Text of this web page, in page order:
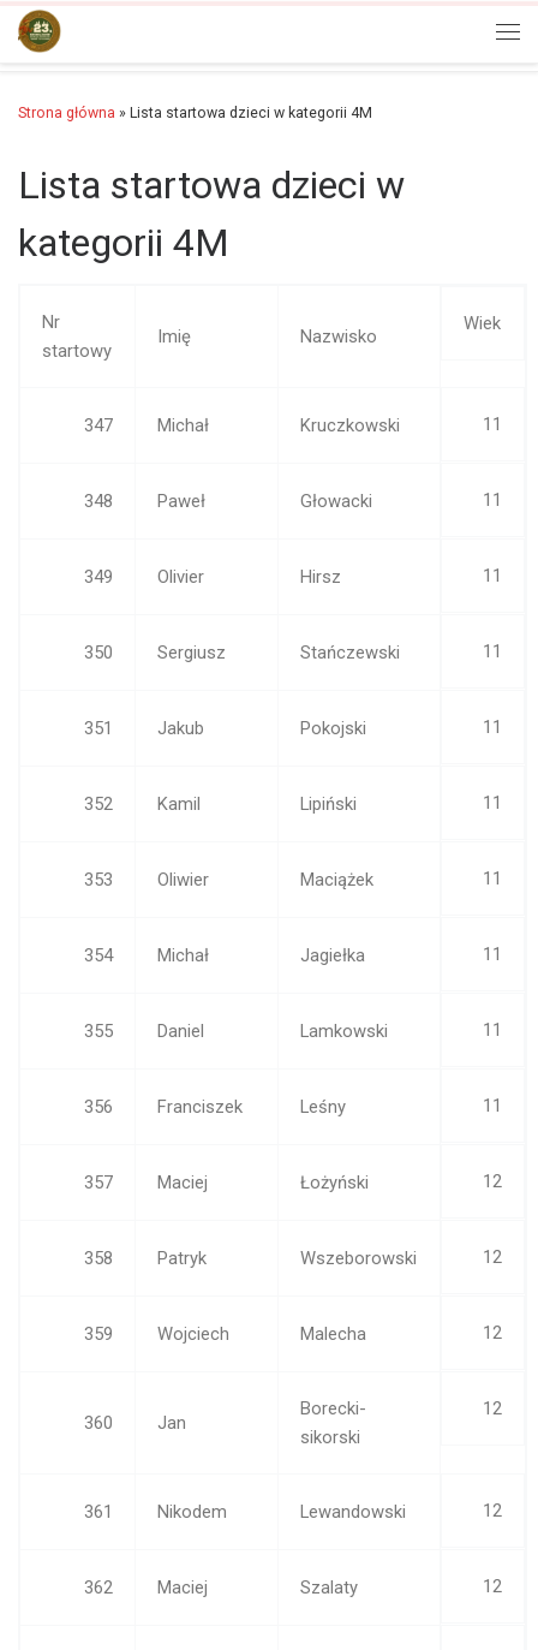
Przejdź do treści
Strona główna » Lista startowa dzieci w kategorii 4M
Lista startowa dzieci w
kategorii 4M
Nr
startowy
Imię Nazwisko
Wiek
347 Michał Kruczkowski 11
348 Paweł Głowacki 11
349 Olivier Hirsz 11
350 Sergiusz Stańczewski 11
351 Jakub Pokojski 11
352 Kamil Lipiński 11
353 Oliwier Maciążek 11
354 Michał Jagiełka 11
355 Daniel Lamkowski 11
356 Franciszek Leśny 11
357 Maciej Łożyński 12
358 Patryk Wszeborowski 12
359 Wojciech Malecha 12
360 Jan
Borecki-
sikorski
12
361 Nikodem Lewandowski 12
362 Maciej Szalaty 12